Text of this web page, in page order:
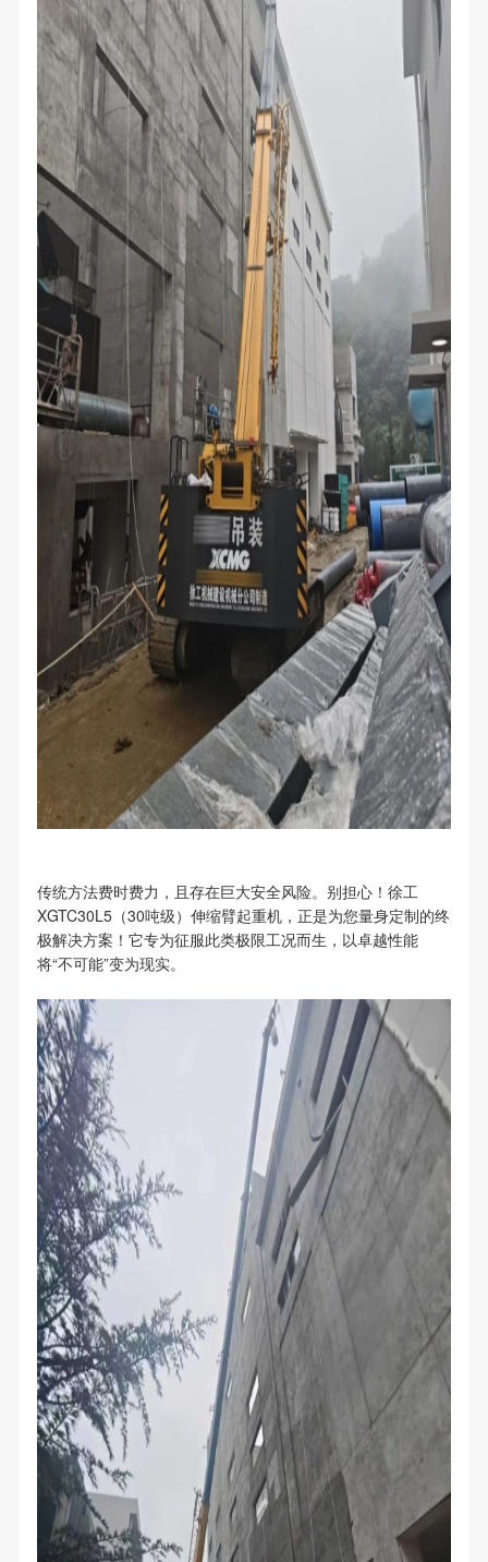
传统方法费时费力，且存在巨大安全风险。别担心！徐工
XGTC30L5（30吨级）伸缩臂起重机，正是为您量身定制的终
极解决方案！它专为征服此类极限工况而生，以卓越性能
将“不可能”变为现实。